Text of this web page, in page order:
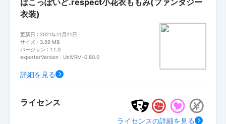
衣装)
更新日 : 2021年11月21日
サイズ : 3.59 MB
バージョン : 1.1.0
exporterVersion : UniVRM-0.80.0
詳細を見る
ライセンス
ライセンスの詳細を見る